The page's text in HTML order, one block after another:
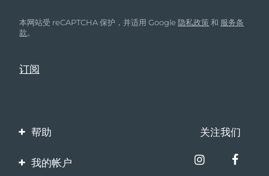
本网站受 reCAPTCHA 保护，并适用 Google隐私政策 和 服务条
款。
帮助
联系我们
关注我们
我的帐户